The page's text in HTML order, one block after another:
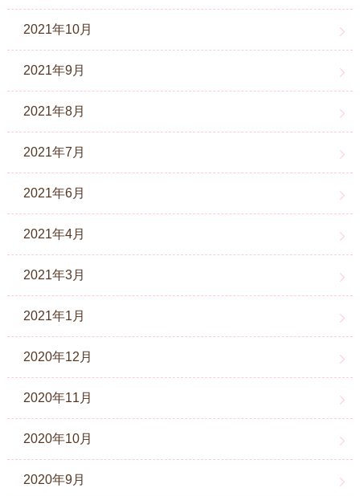
2021年10月
2021年9月
2021年8月
2021年7月
2021年6月
2021年4月
2021年3月
2021年1月
2020年12月
2020年11月
2020年10月
2020年9月